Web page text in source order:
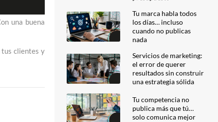
una buena
tus clientes y
Tu marca habla todos
los días… incluso
cuando no publicas
nada
Servicios de marketing:
el error de querer
resultados sin construir
una estrategia sólida
Tu competencia no
publica más que tú…
solo comunica mejor